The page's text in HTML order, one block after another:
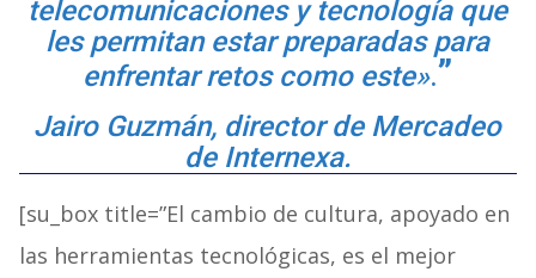
telecomunicaciones y tecnología que
les permitan estar preparadas para
enfrentar retos como este».
Jairo Guzmán, director de Mercadeo
de Internexa.
[su_box title=”El cambio de cultura, apoyado en
las herramientas tecnológicas, es el mejor